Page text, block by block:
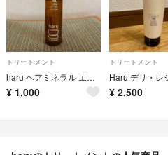
トリートメント
haru ヘアミネラル エッセンス 150ml
¥ 1,000
トリートメント
¥ 2,500